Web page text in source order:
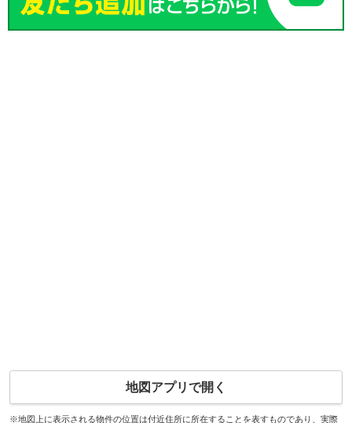
地図アプリで開く
※地図上に表示される物件の位置は付近住所に所在することを表すものであり、実際